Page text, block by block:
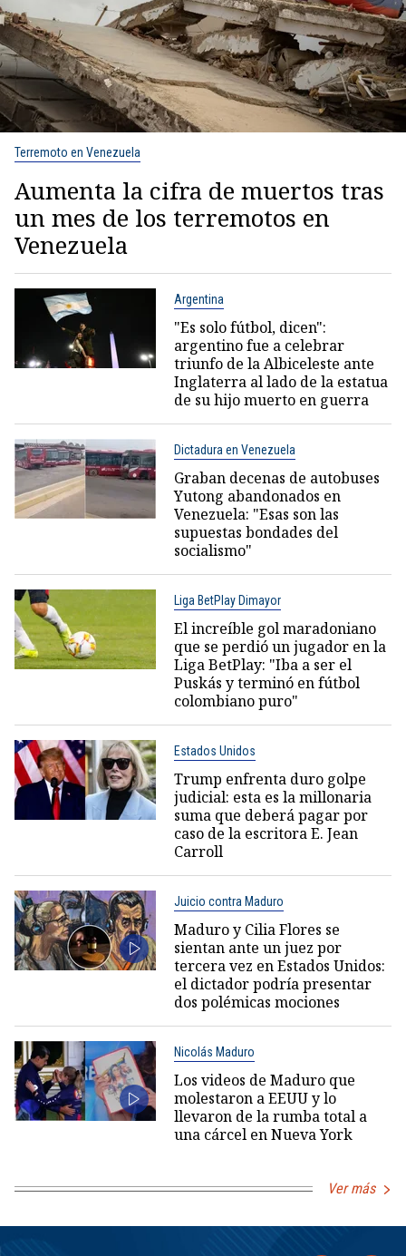
Terremoto en Venezuela
Aumenta la cifra de muertos tras
un mes de los terremotos en
Venezuela
Argentina
"Es solo fútbol, dicen":
argentino fue a celebrar
triunfo de la Albiceleste ante
Inglaterra al lado de la estatua
de su hijo muerto en guerra
Dictadura en Venezuela
Graban decenas de autobuses
Yutong abandonados en
Venezuela: "Esas son las
supuestas bondades del
socialismo"
Liga BetPlay Dimayor
El increíble gol maradoniano
que se perdió un jugador en la
Liga BetPlay: "Iba a ser el
Puskás y terminó en fútbol
colombiano puro"
Estados Unidos
Trump enfrenta duro golpe
judicial: esta es la millonaria
suma que deberá pagar por
caso de la escritora E. Jean
Carroll
Juicio contra Maduro
Maduro y Cilia Flores se
sientan ante un juez por
tercera vez en Estados Unidos:
el dictador podría presentar
dos polémicas mociones
Nicolás Maduro
Los videos de Maduro que
molestaron a EEUU y lo
llevaron de la rumba total a
una cárcel en Nueva York
Ver más